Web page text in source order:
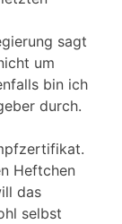
sagt
um
bin ich
durch.
Heftchen
das
selbst